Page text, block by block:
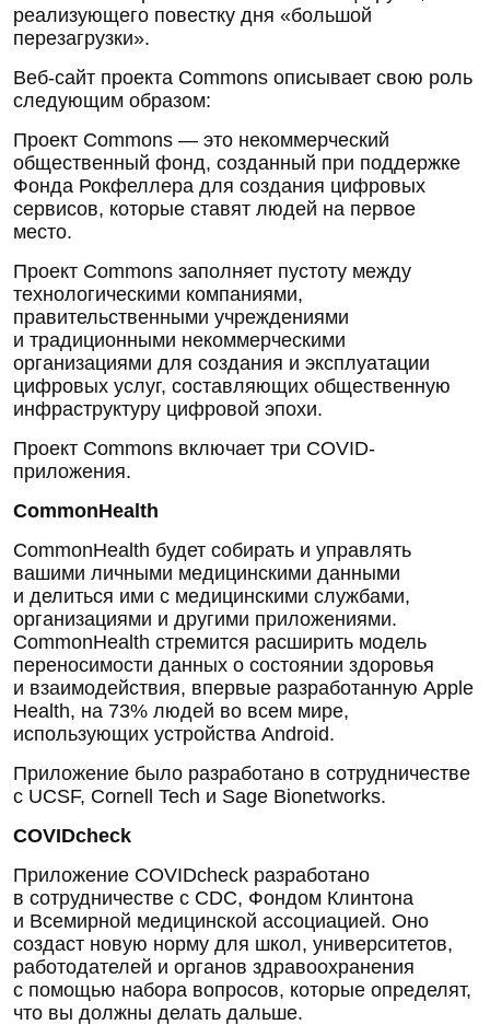
реализующего повестку дня «большой
перезагрузки».
Веб-сайт проекта Commons описывает свою роль
следующим образом:
Проект Commons — это некоммерческий
общественный фонд, созданный при поддержке
Фонда Рокфеллера для создания цифровых
сервисов, которые ставят людей на первое
место.
Проект Commons заполняет пустоту между
технологическими компаниями,
правительственными учреждениями
и традиционными некоммерческими
организациями для создания и эксплуатации
цифровых услуг, составляющих общественную
инфраструктуру цифровой эпохи.
Проект Commons включает три COVID-
приложения.
CommonHealth
CommonHealth будет собирать и управлять
вашими личными медицинскими данными
и делиться ими с медицинскими службами,
организациями и другими приложениями.
CommonHealth стремится расширить модель
переносимости данных о состоянии здоровья
и взаимодействия, впервые разработанную Apple
Health, на 73% людей во всем мире,
использующих устройства Android.
Приложение было разработано в сотрудничестве
с UCSF, Cornell Tech и Sage Bionetworks.
COVIDcheck
Приложение COVIDcheck разработано
в сотрудничестве с CDC, Фондом Клинтона
и Всемирной медицинской ассоциацией. Оно
создаст новую норму для школ, университетов,
работодателей и органов здравоохранения
с помощью набора вопросов, которые определят,
что вы должны делать дальше.